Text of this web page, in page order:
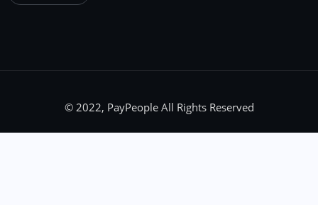
© 2022, PayPeople All Rights Reserved